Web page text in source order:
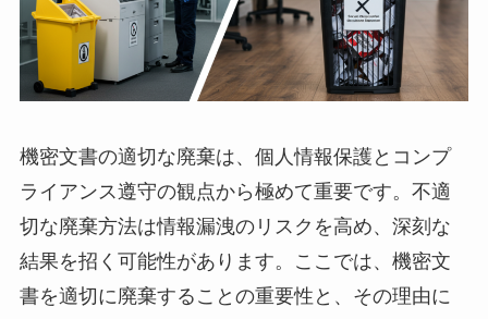
機密文書の適切な廃棄は、個人情報保護とコンプ
ライアンス遵守の観点から極めて重要です。不適
切な廃棄方法は情報漏洩のリスクを高め、深刻な
結果を招く可能性があります。ここでは、機密文
書を適切に廃棄することの重要性と、その理由に